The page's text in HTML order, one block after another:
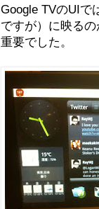
Google TVのUIで
ですが）に映るの
重要でした。